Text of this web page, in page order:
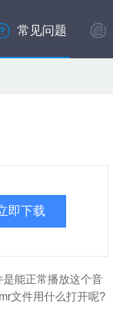
常见问题
即下载
能正常播放这个音
文件用什么打开呢?